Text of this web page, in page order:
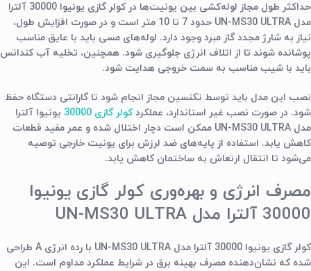
حداکثر طول مجاز لوله‌کشی بین یونیت‌ها در کولر گازی یونیوا 30000 آلترا
مدل UN-MS30 ULTRA حدود 7 تا 10 متر است و در صورت افزایش طول،
نیاز به شارژ مجدد گاز مبرد وجود دارد. لوله‌های مسی باید با عایق مناسب
پوشانده شوند تا از اتلاف انرژی جلوگیری شود. همچنین، تخلیه آب کندانس
باید با شیب مناسب به سمت خروجی هدایت شود.
نصب این مدل باید توسط تکنسین مجاز انجام شود تا گارانتی دستگاه حفظ
شود. در صورت نصب غیر استاندارد، عملکردکولر گازی 30000
یونیوا آلترا
مدل UN-MS30 ULTRA ممکن است دچار اختلال شده و عمر مفید قطعات
کاهش یابد. استفاده از پایه‌های ضد لرزش برای یونیت خارجی توصیه
می‌شود تا انتقال ارتعاش به ساختمان کاهش یابد.
مصرف انرژی و بهره‌وری کولر گازی یونیوا
30000 آلترا مدل UN-MS30 ULTRA
کولر گازی یونیوا 30000 آلترا مدل UN-MS30 ULTRA با رده انرژی A طراحی
شده که نشان‌دهنده مصرف بهینه برق در شرایط عملکرد مداوم است. این